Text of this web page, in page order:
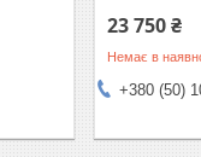
23 750 ₴
Немає в
+380 (50)